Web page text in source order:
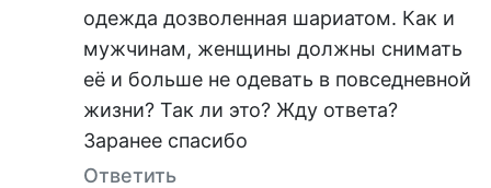
одежда дозволенная шариатом. Как и
мужчинам, женщины должны снимать
её и больше не одевать в повседневной
жизни? Так ли это? Жду ответа?
Заранее спасибо
Ответить